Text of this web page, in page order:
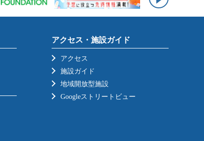
アクセス・施設ガイド
アクセス
施設ガイド
地域開放型施設
Googleストリートビュー